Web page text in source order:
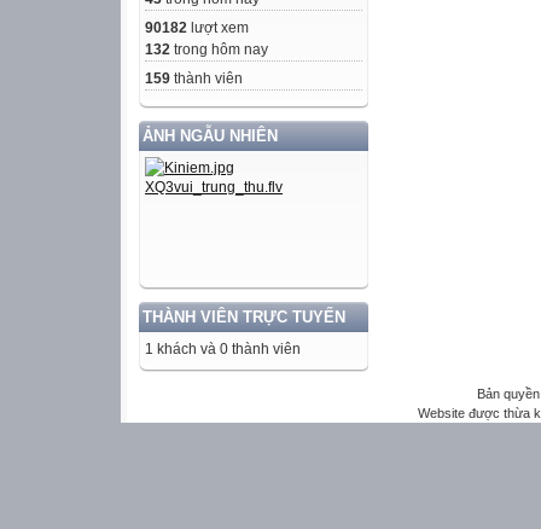
90182 lượt xem
132 trong hôm nay
159 thành viên
ẢNH NGẪU NHIÊN
THÀNH VIÊN TRỰC TUYẾN
1 khách và 0 thành viên
Bản
Website được thừa